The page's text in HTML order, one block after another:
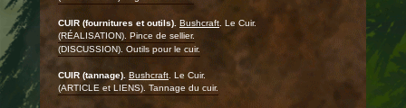
CUIR (fournitures et outils). Bushcraft . Le Cuir.
(RÉALISATION). Pince de sellier.
(DISCUSSION). Outils pour le cuir.
CUIR (tannage). Bushcraft . Le Cuir.
(ARTICLE et LIENS). Tannage du cuir.